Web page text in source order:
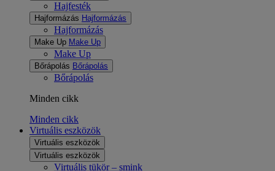
Hajfesték
Hajformázás Hajformázás
Hajformázás
Make Up Make Up
Make Up
Bőrápolás Bőrápolás
Bőrápolás
Minden cikk
Minden cikk
Virtuális eszközök
Virtuális eszközök
Virtuális eszközök
Virtuális tükör – smink